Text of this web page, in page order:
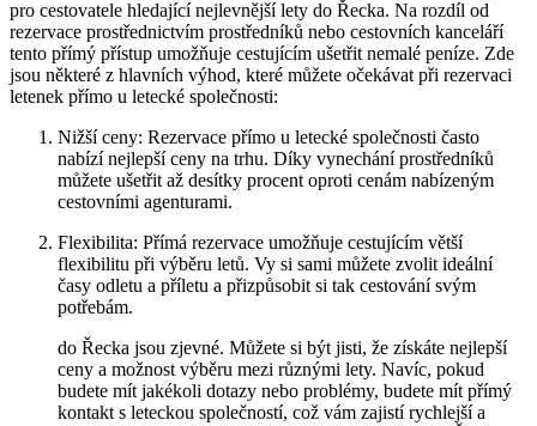
pro cestovatele hledající nejlevnější lety do Řecka. Na rozdíl od
rezervace prostřednictvím prostředníků nebo cestovních kanceláří
tento přímý přístup umožňuje cestujícím ušetřit nemalé peníze. Zde
jsou některé z hlavních výhod, které můžete očekávat při rezervaci
letenek přímo u letecké společnosti:
Nižší ceny: Rezervace přímo u letecké společnosti často
nabízí nejlepší ceny na trhu. Díky vynechání prostředníků
můžete ušetřit až desítky procent oproti cenám nabízeným
cestovními agenturami.
Flexibilita: Přímá rezervace umožňuje cestujícím větší
flexibilitu při výběru letů. Vy si sami můžete zvolit ideální
časy odletu a příletu a přizpůsobit si tak cestování svým
potřebám.
do Řecka jsou zjevné. Můžete si být jisti, že získáte nejlepší
ceny a možnost výběru mezi různými lety. Navíc, pokud
budete mít jakékoli dotazy nebo problémy, budete mít přímý
kontakt s leteckou společností, což vám zajistí rychlejší a